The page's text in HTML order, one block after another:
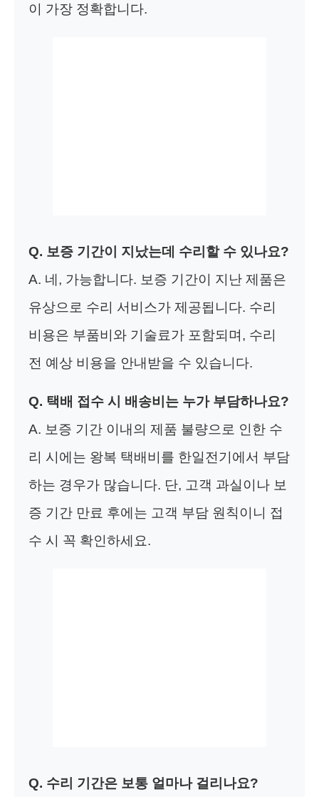
이 가장 정확합니다.
Q. 보증 기간이 지났는데 수리할 수 있나요?
A. 네, 가능합니다. 보증 기간이 지난 제품은
유상으로 수리 서비스가 제공됩니다. 수리
비용은 부품비와 기술료가 포함되며, 수리
전 예상 비용을 안내받을 수 있습니다.
Q. 택배 접수 시 배송비는 누가 부담하나요?
A. 보증 기간 이내의 제품 불량으로 인한 수
리 시에는 왕복 택배비를 한일전기에서 부담
하는 경우가 많습니다. 단, 고객 과실이나 보
증 기간 만료 후에는 고객 부담 원칙이니 접
수 시 꼭 확인하세요.
Q. 수리 기간은 보통 얼마나 걸리나요?